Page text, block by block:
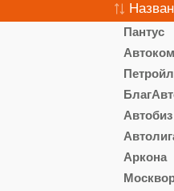
Пантус
Петройл
Автобиз
Аркона